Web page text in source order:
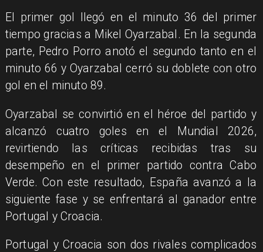
El primer gol llegó en el minuto 36 del primer
tiempo gracias a Mikel Oyarzabal. En la segunda
parte, Pedro Porro anotó el segundo tanto en el
minuto 66 y Oyarzabal cerró su doblete con otro
gol en el minuto 89.
Oyarzabal se convirtió en el héroe del partido y
alcanzó cuatro goles en el Mundial 2026,
revirtiendo las críticas recibidas tras su
desempeño en el primer partido contra Cabo
Verde. Con este resultado, España avanzó a la
siguiente fase y se enfrentará al ganador entre
Portugal y Croacia.
Portugal y Croacia son dos rivales complicados